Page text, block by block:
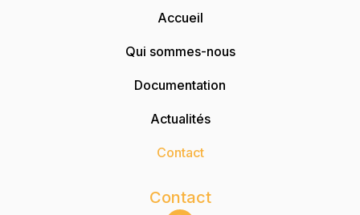
Accueil
Qui sommes-nous
Documentation
Actualités
Contact
Contact